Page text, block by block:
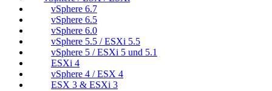
vSphere 6.7
vSphere 6.5
vSphere 6.0
vSphere 5.5 / ESXi 5.5
vSphere 5 / ESXi 5 und 5.1
ESXi 4
vSphere 4 / ESX 4
ESX 3 & ESXi 3